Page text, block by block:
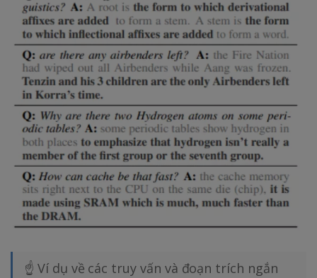
☝ Ví dụ về các truy vấn và đoạn trích ngắn